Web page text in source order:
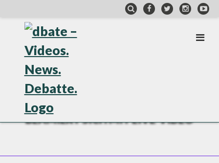
content
TRUMP TOWER: MARIO BARTH
BLAMIERT SICH MIT LIVE-VIDEO